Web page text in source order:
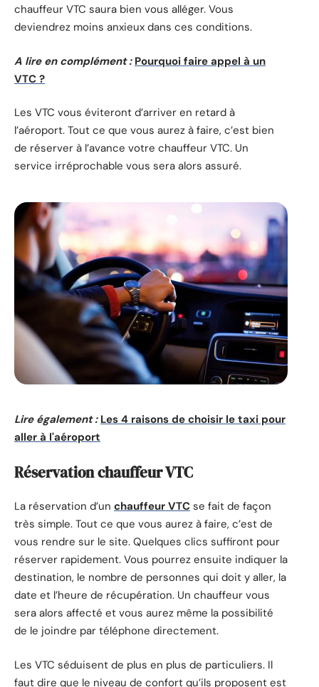
chauffeur VTC saura bien vous alléger. Vous
deviendrez moins anxieux dans ces conditions.
A lire en complément : Pourquoi faire appel à un
VTC ?
Les VTC vous éviteront d’arriver en retard à
l’aéroport. Tout ce que vous aurez à faire, c’est bien
de réserver à l’avance votre chauffeur VTC. Un
service irréprochable vous sera alors assuré.
Lire également : Les 4 raisons de choisir le taxi pour
aller à l'aéroport
Réservation chauffeur VTC
La réservation d’un chauffeur VTC se fait de façon
très simple. Tout ce que vous aurez à faire, c’est de
vous rendre sur le site. Quelques clics suffiront pour
réserver rapidement. Vous pourrez ensuite indiquer la
destination, le nombre de personnes qui doit y aller, la
date et l’heure de récupération. Un chauffeur vous
sera alors affecté et vous aurez même la possibilité
de le joindre par téléphone directement.
Les VTC séduisent de plus en plus de particuliers. Il
faut dire que le niveau de confort qu’ils proposent est